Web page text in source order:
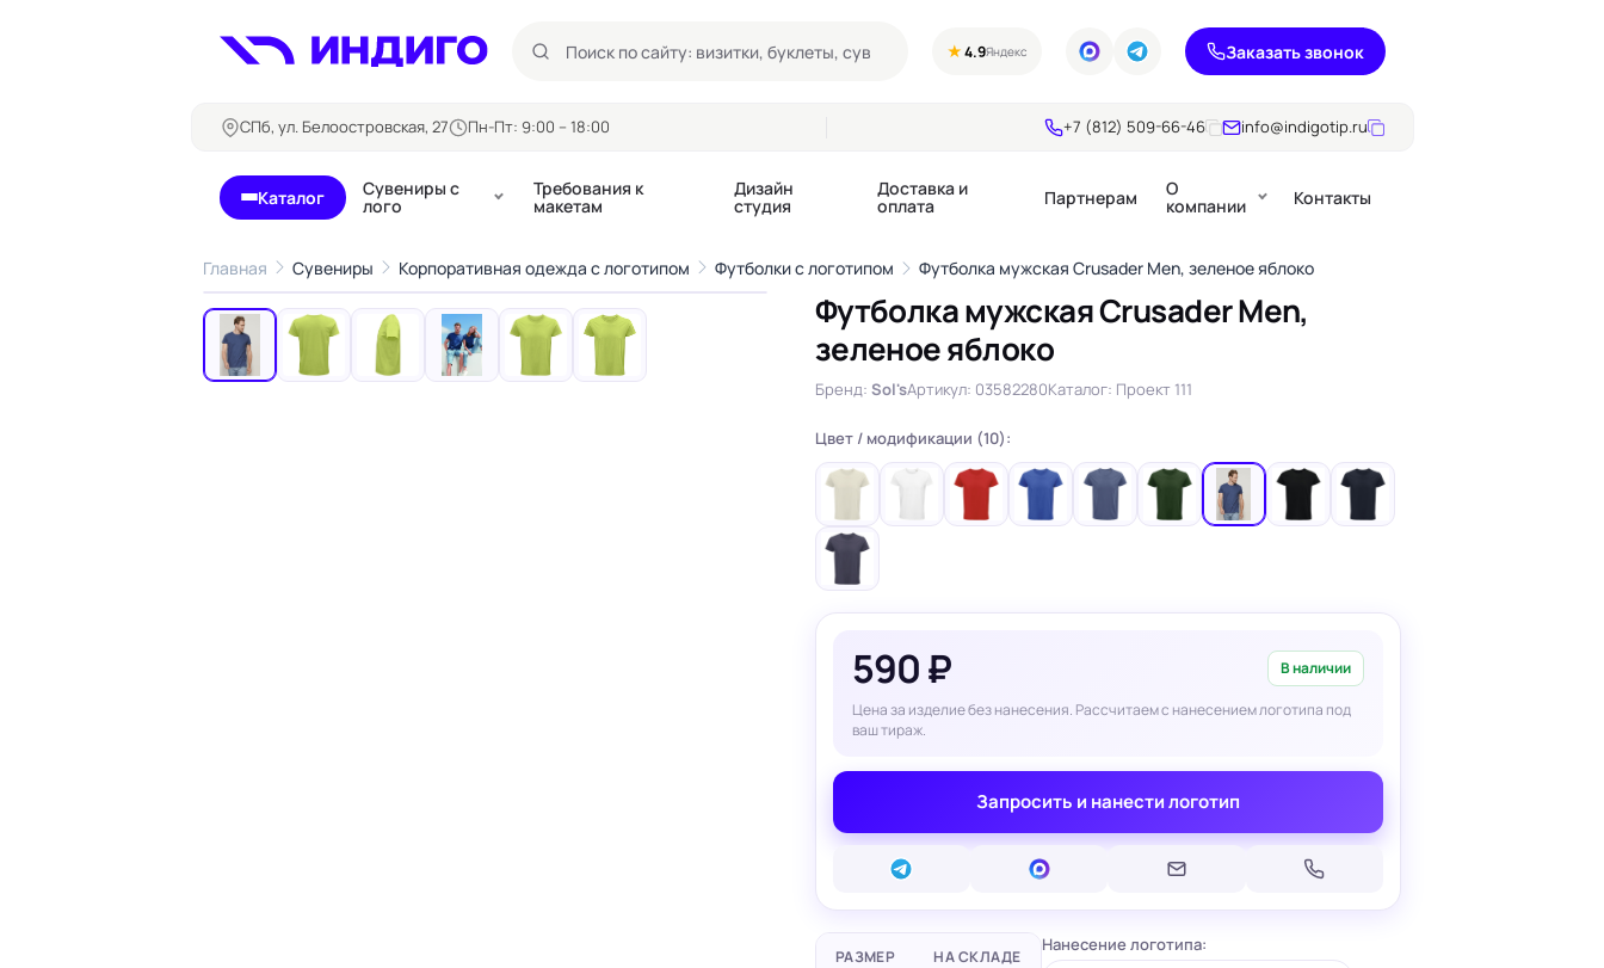
★4.9Яндекс Заказать звонок
СПб, ул. Белоостровская, 27 Пн-Пт: 9:00 – 18:00 +7 (812) 509-66-46 info@indigotip.ru
Каталог
Бланки и формуляры
Блокноты
Бейджи
Билеты, купоны
Буклеты
Календари квартальные
Календари настольные
Календари перекидные
Воблеры
Диспенсеры
Дорхенгеры / Крючки
Некхенгеры
Флажки бумажные
Ценники
Шелфтокеры
Ярлыки и бирки
Каталоги
Оберточная бумага с
пленке
Печать на футболках
Брендирование униформы
Сувениры с
лого
Требования к
макетам
Дизайн
студия
Доставка и
оплата Партнерам О
компании Контакты
Главная Сувениры Корпоративная одежда с логотипом Футболки с логотипом Футболка мужская Crusader Men, зеленое яблоко
‹ ›
1/6
Футболка мужская Crusader Men,
зеленое яблоко
Бренд: Sol'sАртикул: 03582280Каталог: Проект 111
Цвет / модификации (10):
590 ₽ В наличии
Цена за изделие без нанесения. Рассчитаем с нанесением логотипа под
ваш тираж.
Запросить и нанести логотип
РАЗМЕР НА СКЛАДЕ
Нанесение логотипа: